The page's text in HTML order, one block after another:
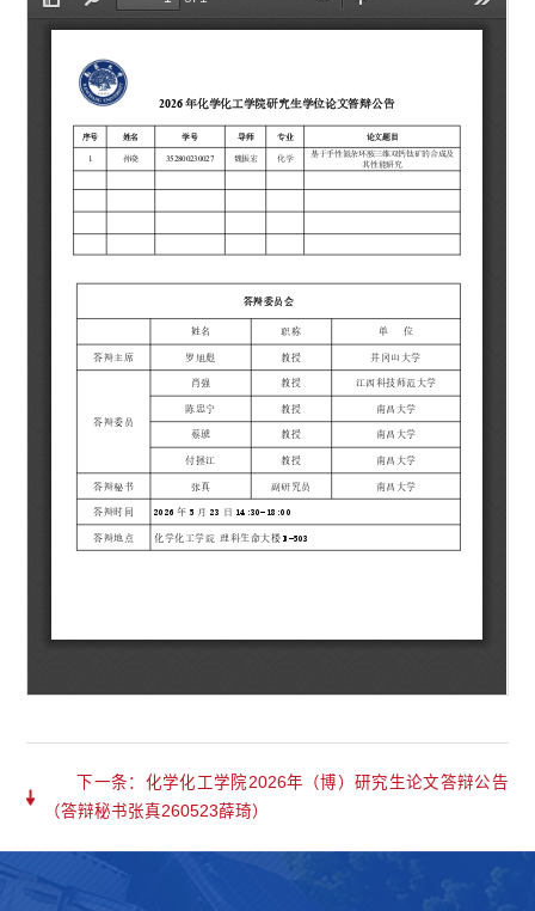
下一条：化学化工学院2026年（博）研究生论文答辩公告
（答辩秘书张真260523薛琦）